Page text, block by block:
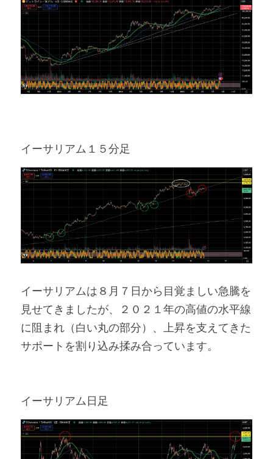
イーサリアム１５分足
イーサリアムは８月７日から目覚ましい急騰を
見せてきましたが、２０２１年の高値の水平線
に阻まれ（白い丸の部分）、上昇を支えてきた
サポートを割り込み揉み合っています。
イーサリアム日足